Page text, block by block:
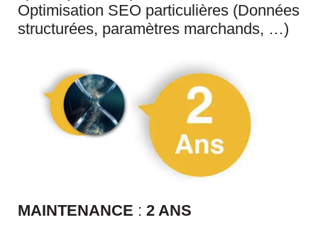
Optimisation SEO particulières (Données
structurées, paramètres marchands, …)
MAINTENANCE : 2 ANS